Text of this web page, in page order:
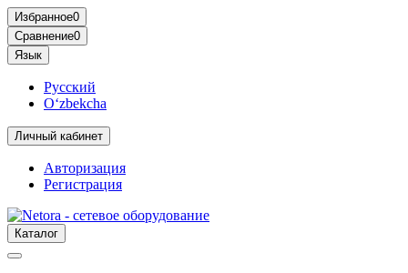
Избранное0
Сравнение0
Язык
Русский
O‘zbekcha
Личный кабинет
Авторизация
Регистрация
Каталог